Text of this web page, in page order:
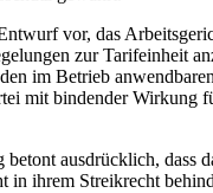
vor, das
zur Tarifeinheit
im Betrieb
mit bindender Wirkung
ausdrücklich, dass
in ihrem Streikrecht